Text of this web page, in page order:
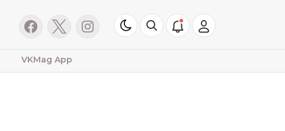
VKMag App